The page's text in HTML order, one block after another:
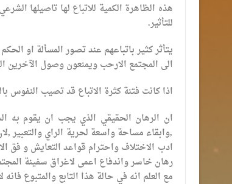
هذه الظاهرة الكمية للاتباع لها تاصيلها
للتأثير.
يتأثر كثير باتباعهم عند تصور المسألة او
الى المجتمع الارحب ويمنعون وصول الآخرين
اذا كانت فتنة كثرة الاتباع قد تصيب النفوس
ان الرهان الحقيقي الذي يجب ان يقوم به
,وابقاء مساحة واسعة لحرية الراي والتعبير
ادب الاختلاف واحترام قواعد التعايش و فق
رهان خاسر واندفاع اعمى لاغراق سفينة
مع العلم انه في حالة هذا التابع والمتبوع